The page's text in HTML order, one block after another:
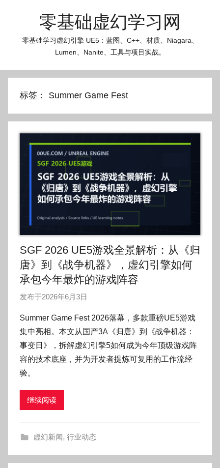
零基础虚幻学习网
零基础学习虚幻引擎 UE5：蓝图、C++、材质、Niagara、
Lumen、Nanite、工具与项目实战。
标签： Summer Game Fest
SGF 2026 UE5游戏全景解析：从《归
唐》到《战争机器》，虚幻引擎如何
承包今年最炸的游戏阵容
发布于2026年6月3日
:
O
k
g
Summer Game Fest 2026落幕，多款重磅UE5游戏
集中亮相。本文从国产3A《归唐》到《战争机器：
事变日》，拆解虚幻引擎5如何成为今年顶级游戏阵
容的技术底座，并为开发者提炼可复用的工作流经
验。
继续阅读
虚幻新闻, 行业动态